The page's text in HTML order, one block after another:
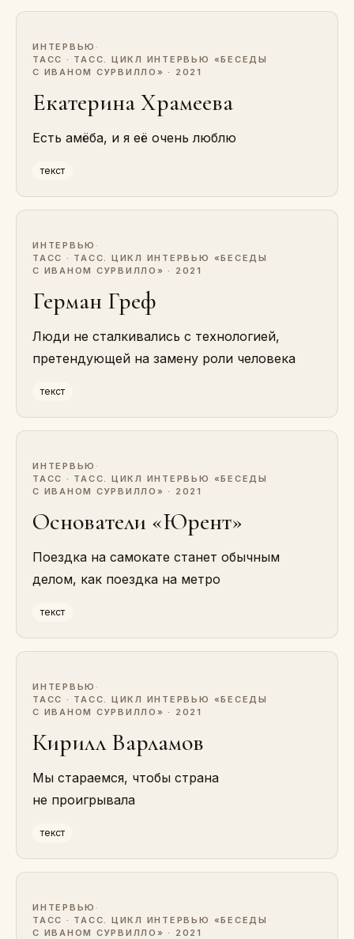
ИНТЕРВЬЮ ·
ТАСС · ТАСС. ЦИКЛ ИНТЕРВЬЮ «БЕСЕДЫ
С ИВАНОМ СУРВИЛЛО» · 2021
Екатерина Храмеева
Есть амёба, и я её очень люблю
текст
ИНТЕРВЬЮ ·
ТАСС · ТАСС. ЦИКЛ ИНТЕРВЬЮ «БЕСЕДЫ
С ИВАНОМ СУРВИЛЛО» · 2021
Герман Греф
Люди не сталкивались с технологией,
претендующей на замену роли человека
текст
ИНТЕРВЬЮ ·
ТАСС · ТАСС. ЦИКЛ ИНТЕРВЬЮ «БЕСЕДЫ
С ИВАНОМ СУРВИЛЛО» · 2021
Основатели «Юрент»
Поездка на самокате станет обычным
делом, как поездка на метро
текст
ИНТЕРВЬЮ ·
ТАСС · ТАСС. ЦИКЛ ИНТЕРВЬЮ «БЕСЕДЫ
С ИВАНОМ СУРВИЛЛО» · 2021
Кирилл Варламов
Мы стараемся, чтобы страна
не проигрывала
текст
ИНТЕРВЬЮ ·
ТАСС · ТАСС. ЦИКЛ ИНТЕРВЬЮ «БЕСЕДЫ
С ИВАНОМ СУРВИЛЛО» · 2021